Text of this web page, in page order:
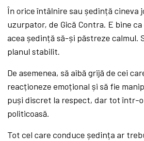
În orice întâlnire sau ședință cineva
uzurpator, de Gică Contra. E bine
acea ședință să-și păstreze calmul.
planul stabilit.
De asemenea, să aibă grijă de cei
reacționeze emoțional și să fie
puși discret la respect, dar tot într-
politicoasă.
Tot cel care conduce ședința ar